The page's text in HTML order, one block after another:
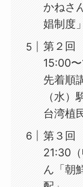
かねさ
娼制度」
第２回
15:00
先着順
（水
台湾植
第３回
21:30
ん「朝